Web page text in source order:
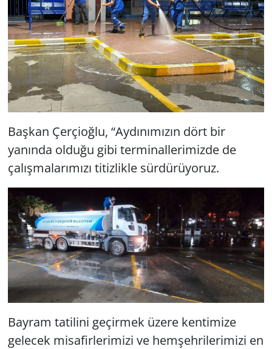
Başkan Çerçioğlu, “Aydınımızın dört bir
yanında olduğu gibi terminallerimizde de
çalışmalarımızı titizlikle sürdürüyoruz.
Bayram tatilini geçirmek üzere kentimize
gelecek misafirlerimizi ve hemşehrilerimizi en